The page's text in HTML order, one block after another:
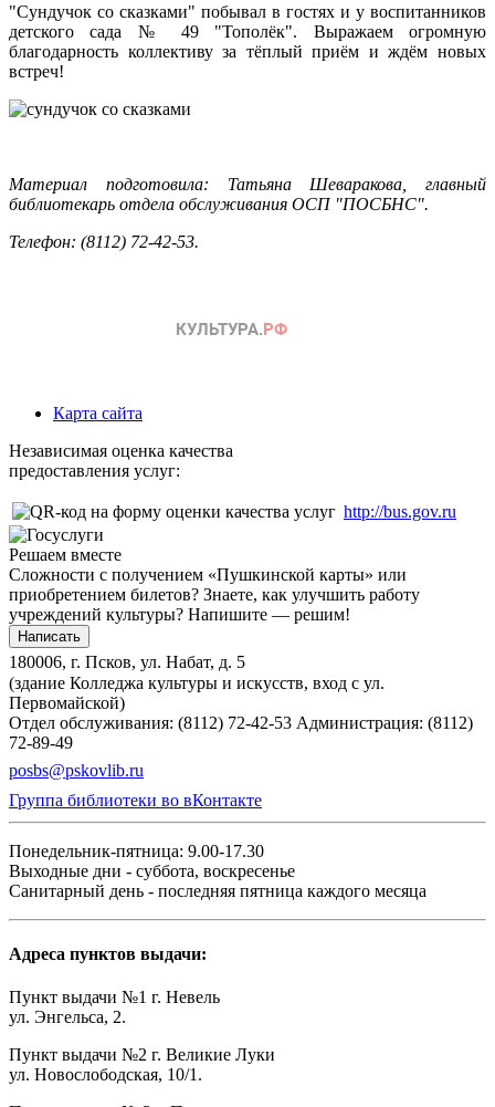
"Сундучок со сказками" побывал в гостях и у воспитанников
детского сада № 49 "Тополёк". Выражаем огромную
благодарность коллективу за тёплый приём и ждём новых
встреч!
Материал подготовила: Татьяна Шеваракова, главный
библиотекарь отдела обслуживания ОСП "ПОСБНС".
Телефон: (8112) 72-42-53.
Карта сайта
Независимая оценка качества
предоставления услуг:
http://bus.gov.ru
Решаем вместе
Сложности с получением «Пушкинской карты» или
приобретением билетов? Знаете, как улучшить работу
учреждений культуры? Напишите — решим!
Написать
180006, г. Псков, ул. Набат, д. 5
(здание Колледжа культуры и искусств, вход с ул.
Первомайской)
Отдел обслуживания: (8112) 72-42-53 Администрация: (8112)
72-89-49
posbs@pskovlib.ru
Группа библиотеки во вКонтакте
Понедельник-пятница: 9.00-17.30
Выходные дни - суббота, воскресенье
Санитарный день - последняя пятница каждого месяца
Адреса пунктов выдачи:
Пункт выдачи №1 г. Невель
ул. Энгельса, 2.
Пункт выдачи №2 г. Великие Луки
ул. Новослободская, 10/1.